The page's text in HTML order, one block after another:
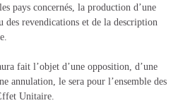
pays concernés, la production d’une
des revendications et de la description
fait l’objet d’une opposition, d’une
annulation, le sera pour l’ensemble des
Unitaire.